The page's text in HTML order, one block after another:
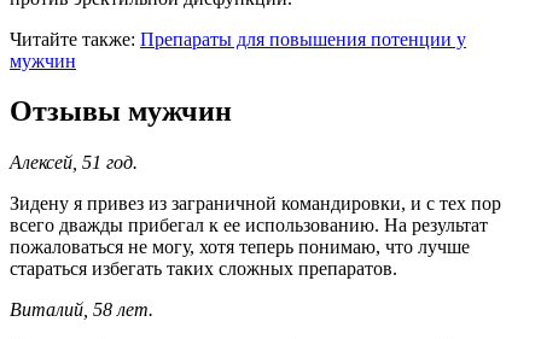
Читайте также: Препараты для повышения потенции у
мужчин
Отзывы мужчин
Алексей, 51 год.
Зидену я привез из заграничной командировки, и с тех пор
всего дважды прибегал к ее использованию. На результат
пожаловаться не могу, хотя теперь понимаю, что лучше
стараться избегать таких сложных препаратов.
Виталий, 58 лет.